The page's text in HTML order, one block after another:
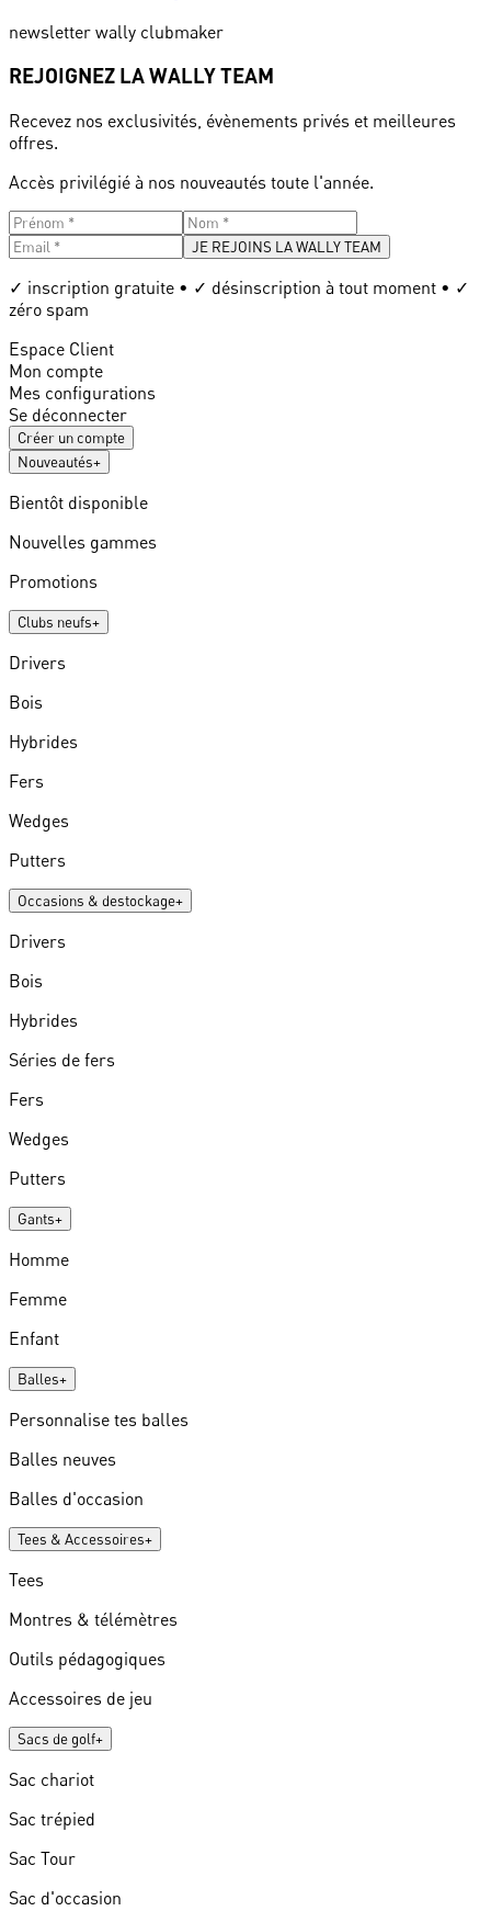
newsletter wally clubmaker
REJOIGNEZ LA WALLY TEAM
Recevez nos exclusivités, évènements privés et meilleures
offres.
Accès privilégié à nos nouveautés toute l'année.
JE REJOINS LA WALLY TEAM
✓ inscription gratuite • ✓ désinscription à tout moment • ✓
zéro spam
Espace Client
Mon compte
Mes configurations
Se déconnecter
Créer un compte
Nouveautés+
Bientôt disponible
Nouvelles gammes
Promotions
Clubs neufs+
Drivers
Bois
Hybrides
Fers
Wedges
Putters
Occasions & destockage+
Drivers
Bois
Hybrides
Séries de fers
Fers
Wedges
Putters
Gants+
Homme
Femme
Enfant
Balles+
Personnalise tes balles
Balles neuves
Balles d'occasion
Tees & Accessoires+
Tees
Montres & télémètres
Outils pédagogiques
Accessoires de jeu
Sacs de golf+
Sac chariot
Sac trépied
Sac Tour
Sac d'occasion